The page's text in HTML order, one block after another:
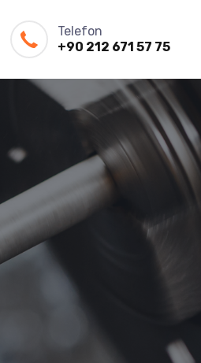
Telefon
+90 212 671 57 75